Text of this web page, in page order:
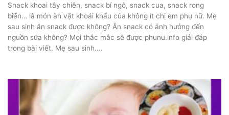
Snack khoai tây chiên, snack bí ngô, snack cua, snack rong
biển… là món ăn vặt khoái khẩu của không ít chị em phụ nữ. Mẹ
sau sinh ăn snack được không? Ăn snack có ảnh hưởng đến
nguồn sữa không? Mọi thắc mắc sẽ được phunu.info giải đáp
trong bài viết. Mẹ sau sinh....